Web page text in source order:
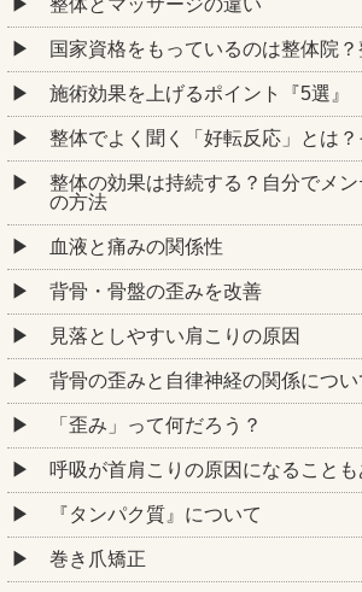
整体とマッサージの違い
国家資格をもっているのは整体院？
施術効果を上げるポイント『5選』
整体でよく聞く「好転反応」とは？
整体の効果は持続する？自分でメ
の方法
血液と痛みの関係性
背骨・骨盤の歪みを改善
見落としやすい肩こりの原因
背骨の歪みと自律神経の関係につい
「歪み」って何だろう？
呼吸が首肩こりの原因になることも
『タンパク質』について
巻き爪矯正